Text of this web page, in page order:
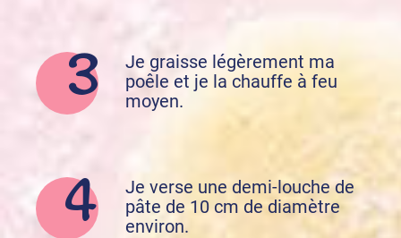
Je graisse légèrement ma
poêle et je la chauffe à feu
moyen.
Je verse une demi-louche de
pâte de 10 cm de diamètre
environ.